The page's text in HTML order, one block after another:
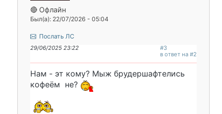
🔴 Офлайн
Был(а): 22/07/2026 - 05:04
Послать ЛС
29/06/2025 23:22
#3
в ответ на #2
Нам - эт кому? Мыж брудершафтелись
кофеëм не?